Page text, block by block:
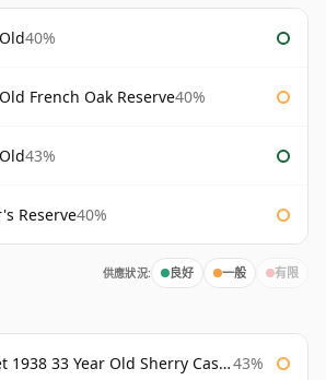
40%
French Oak Reserve40%
43%
Reserve40%
供應狀況: 良好 一般 有限
Year Old Sherry Cask Gordon & Macphail 43%